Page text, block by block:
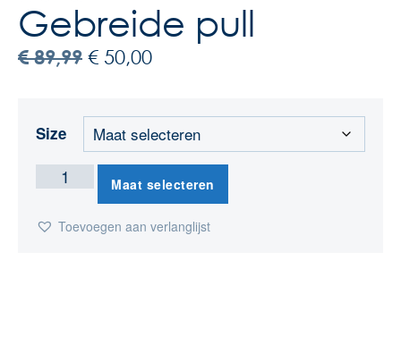
Gebreide pull
€89,99 € 50,00
Size
Maat selecteren
Toevoegen aan verlanglijst